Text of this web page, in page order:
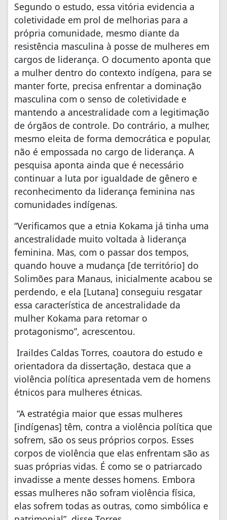
Segundo o estudo, essa vitória evidencia a
coletividade em prol de melhorias para a
própria comunidade, mesmo diante da
resistência masculina à posse de mulheres em
cargos de liderança. O documento aponta que
a mulher dentro do contexto indígena, para se
manter forte, precisa enfrentar a dominação
masculina com o senso de coletividade e
mantendo a ancestralidade com a legitimação
de órgãos de controle. Do contrário, a mulher,
mesmo eleita de forma democrática e popular,
não é empossada no cargo de liderança. A
pesquisa aponta ainda que é necessário
continuar a luta por igualdade de gênero e
reconhecimento da liderança feminina nas
comunidades indígenas.
“Verificamos que a etnia Kokama já tinha uma
ancestralidade muito voltada à liderança
feminina. Mas, com o passar dos tempos,
quando houve a mudança [de território] do
Solimões para Manaus, inicialmente acabou se
perdendo, e ela [Lutana] conseguiu resgatar
essa característica de ancestralidade da
mulher Kokama para retomar o
protagonismo”, acrescentou.
Iraildes Caldas Torres, coautora do estudo e
orientadora da dissertação, destaca que a
violência política apresentada vem de homens
étnicos para mulheres étnicas.
“A estratégia maior que essas mulheres
[indígenas] têm, contra a violência política que
sofrem, são os seus próprios corpos. Esses
corpos de violência que elas enfrentam são as
suas próprias vidas. É como se o patriarcado
invadisse a mente desses homens. Embora
essas mulheres não sofram violência física,
elas sofrem todas as outras, como simbólica e